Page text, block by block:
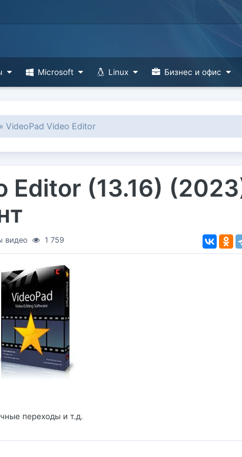
Microsoft Linux Бизнес и офис
» VideoPad Video Editor
Editor (13.16)
видео 1 759
переходы и т.д.